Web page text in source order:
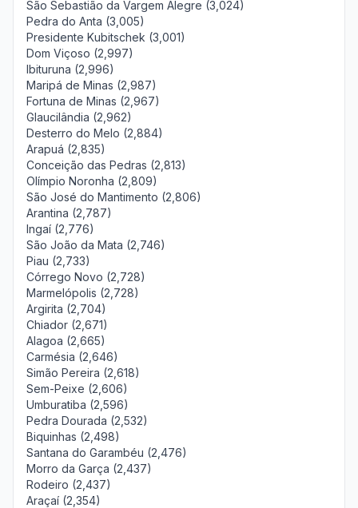
São Sebastião da Vargem Alegre (3,024)
Pedra do Anta (3,005)
Presidente Kubitschek (3,001)
Dom Viçoso (2,997)
Ibituruna (2,996)
Maripá de Minas (2,987)
Fortuna de Minas (2,967)
Glaucilândia (2,962)
Desterro do Melo (2,884)
Arapuá (2,835)
Conceição das Pedras (2,813)
Olímpio Noronha (2,809)
São José do Mantimento (2,806)
Arantina (2,787)
Ingaí (2,776)
São João da Mata (2,746)
Piau (2,733)
Córrego Novo (2,728)
Marmelópolis (2,728)
Argirita (2,704)
Chiador (2,671)
Alagoa (2,665)
Carmésia (2,646)
Simão Pereira (2,618)
Sem-Peixe (2,606)
Umburatiba (2,596)
Pedra Dourada (2,532)
Biquinhas (2,498)
Santana do Garambéu (2,476)
Morro da Garça (2,437)
Rodeiro (2,437)
Araçaí (2,354)